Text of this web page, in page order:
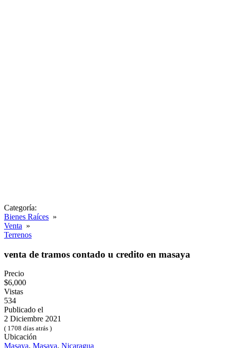
Categoría:
Bienes Raíces »
Venta »
Terrenos
venta de tramos contado u credito en masaya
Precio
$6,000
Vistas
534
Publicado el
2 Diciembre 2021
( 1708 días atrás )
Ubicación
Masaya, Masaya, Nicaragua